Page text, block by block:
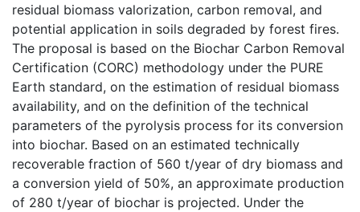
residual biomass valorization, carbon removal, and
potential application in soils degraded by forest fires.
The proposal is based on the Biochar Carbon Removal
Certification (CORC) methodology under the PURE
Earth standard, on the estimation of residual biomass
availability, and on the definition of the technical
parameters of the pyrolysis process for its conversion
into biochar. Based on an estimated technically
recoverable fraction of 560 t/year of dry biomass and
a conversion yield of 50%, an approximate production
of 280 t/year of biochar is projected. Under the